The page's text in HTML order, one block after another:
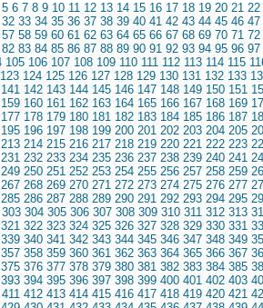
5 6 7 8 9 10 11 12 13 14 15 16 17 18 19 20 21 22
32 33 34 35 36 37 38 39 40 41 42 43 44 45 46 47
57 58 59 60 61 62 63 64 65 66 67 68 69 70 71 72
82 83 84 85 86 87 88 89 90 91 92 93 94 95 96 97
105 106 107 108 109 110 111 112 113 114 115
123 124 125 126 127 128 129 130 131 132 133
141 142 143 144 145 146 147 148 149 150 151
159 160 161 162 163 164 165 166 167 168 169
177 178 179 180 181 182 183 184 185 186 187
195 196 197 198 199 200 201 202 203 204 205
213 214 215 216 217 218 219 220 221 222 223
231 232 233 234 235 236 237 238 239 240 241
249 250 251 252 253 254 255 256 257 258 259
267 268 269 270 271 272 273 274 275 276 277
285 286 287 288 289 290 291 292 293 294 295
303 304 305 306 307 308 309 310 311 312 313
321 322 323 324 325 326 327 328 329 330 331
339 340 341 342 343 344 345 346 347 348 349
357 358 359 360 361 362 363 364 365 366 367
375 376 377 378 379 380 381 382 383 384 385
393 394 395 396 397 398 399 400 401 402 403
411 412 413 414 415 416 417 418 419 420 421